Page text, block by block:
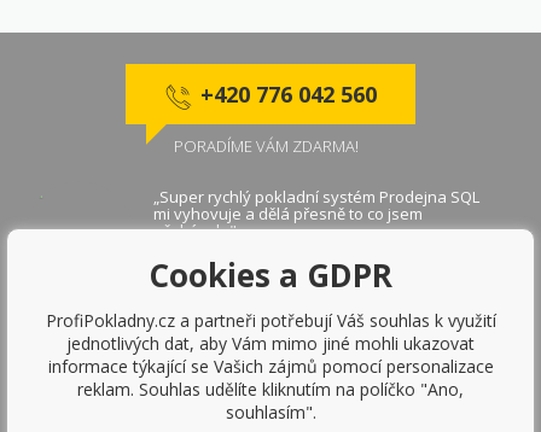
+420 776 042 560
PORADÍME VÁM ZDARMA!
„Super rychlý pokladní systém Prodejna SQL
mi vyhovuje a dělá přesně to co jsem
očekávala"
Markéta V ., Brno
„Díky pokladnímu systému Prodejna SQL
napojenému na ekonomický systém Money S5
se nám zvýšila efektivita práce. Pokladní
aplikace je velmi rychlá a díky napojení na
platební terminály se zjednodušila práce
Cookies a GDPR
ProfiPokladny.cz a partneři potřebují Váš souhlas k využití
jednotlivých dat, aby Vám mimo jiné mohli ukazovat
informace týkající se Vašich zájmů pomocí personalizace
reklam. Souhlas udělíte kliknutím na políčko "Ano,
souhlasím".